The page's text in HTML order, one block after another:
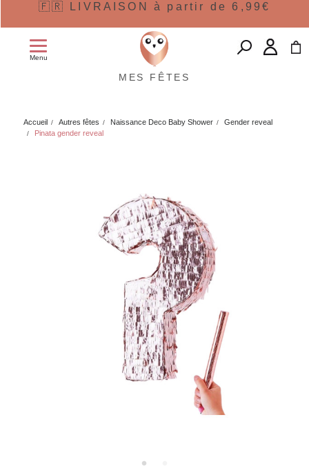
🇫🇷 LIVRAISON à partir de 6,99€
Menu
MES FÊTES
Accueil Autres fêtes Naissance Deco Baby Shower
Gender reveal
Pinata gender reveal